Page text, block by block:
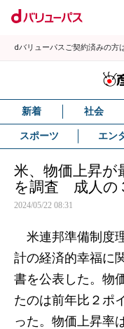
dバリューパスご契約済みの方
新着 社会
スポーツ エン
米、物価上昇
を調査 成人の
2024/05/22 08:31
米連邦準備制度
計の経済的幸福に
書を公表した。物
たのは前年比２ポ
った。物価上昇率